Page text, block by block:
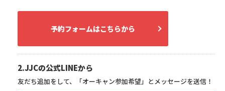
予約フォームはこちらから
2.JJCの公式LINEから
友だち追加をして、「オーキャン参加希望」とメッセージを送信！